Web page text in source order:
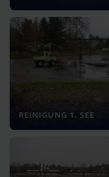
REINIGUNG 1. SEE